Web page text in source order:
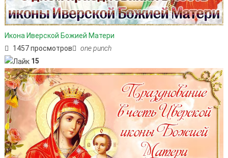
Икона Иверской Божией Матери
1457 просмотров
one punch
15